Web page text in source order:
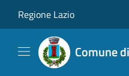
Regione Lazio
Comune